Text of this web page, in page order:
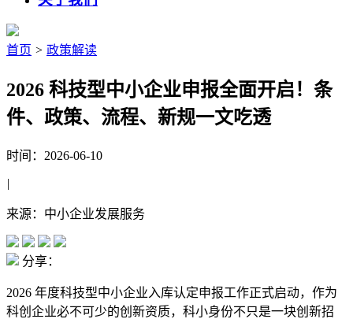
首页 > 政策解读
2026 科技型中小企业申报全面开启！条
件、政策、流程、新规一文吃透
时间：2026-06-10
|
来源：中小企业发展服务
分享：
2026 年度科技型中小企业入库认定申报工作正式启动，作为
科创企业必不可少的创新资质，科小身份不只是一块创新招